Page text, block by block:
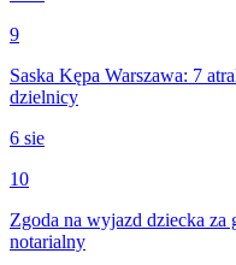
9
Saska Kępa Warszawa: 7
dzielnicy
6 sie
10
Zgoda na wyjazd dziecka za
notarialny